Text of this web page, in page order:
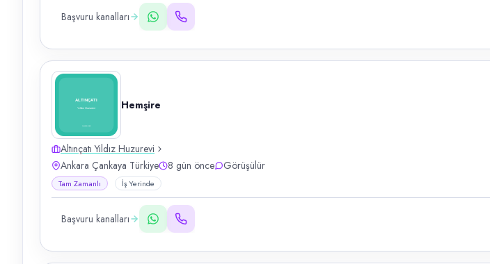
Başvuru kanalları
Hemşire
Altınçatı Yıldız Huzurevi
Ankara Çankaya Türkiye
8 gün önce Görüşülür
Tam Zamanlı İş Yerinde
Başvuru kanalları